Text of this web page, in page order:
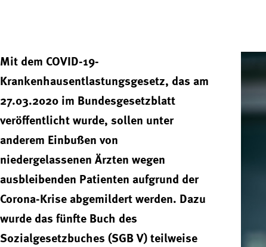
Mit dem COVID-19-
Krankenhausentlastungsgesetz, das am
27.03.2020 im Bundesgesetzblatt
veröffentlicht wurde, sollen unter
anderem Einbußen von
niedergelassenen Ärzten wegen
ausbleibenden Patienten aufgrund der
Corona-Krise abgemildert werden. Dazu
wurde das fünfte Buch des
Sozialgesetzbuches (SGB V) teilweise